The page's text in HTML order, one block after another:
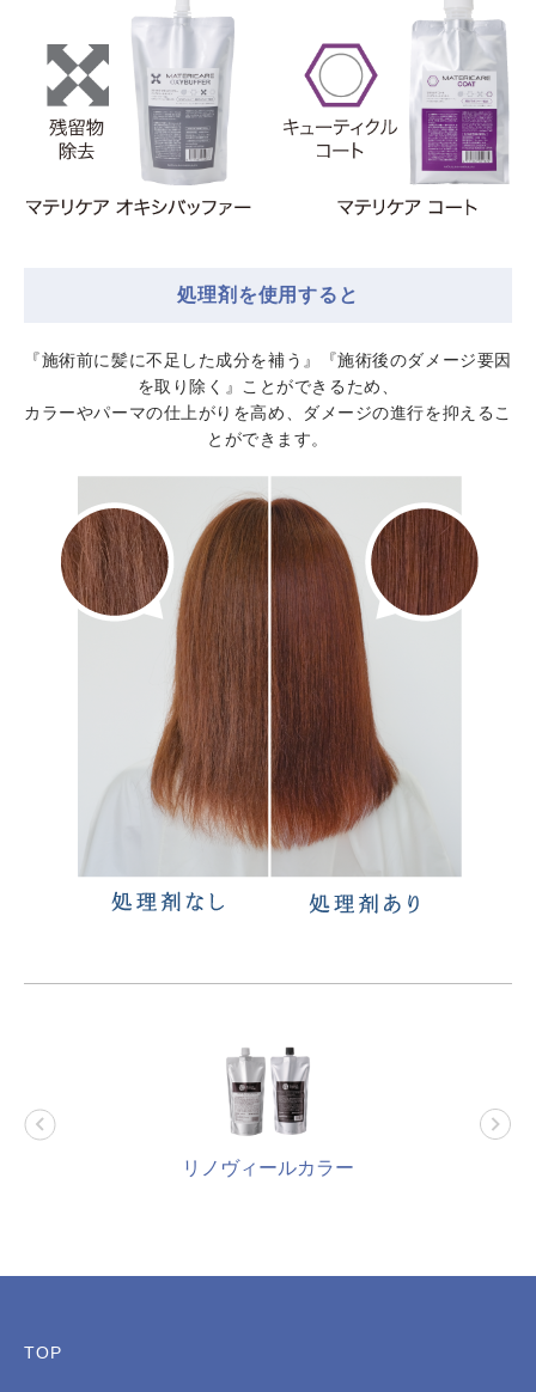
処理剤を使用すると
『施術前に髪に不足した成分を補う』『施術後のダメージ要因
を取り除く』ことができるため、
カラーやパーマの仕上がりを高め、ダメージの進行を抑えるこ
とができます。
リノヴィールカラー
TOP